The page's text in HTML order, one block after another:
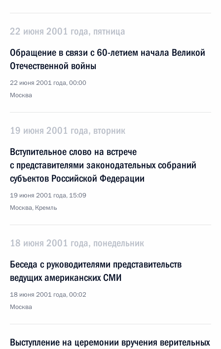
22 июня 2001 года, пятница
Обращение в связи с 60-летием начала Великой
Отечественной войны
22 июня 2001 года, 00:00
Москва
19 июня 2001 года, вторник
Вступительное слово на встрече
с представителями законодательных собраний
субъектов Российской Федерации
19 июня 2001 года, 15:09
Москва, Кремль
18 июня 2001 года, понедельник
Беседа с руководителями представительств
ведущих американских СМИ
18 июня 2001 года, 00:02
Москва
Выступление на церемонии вручения верительных